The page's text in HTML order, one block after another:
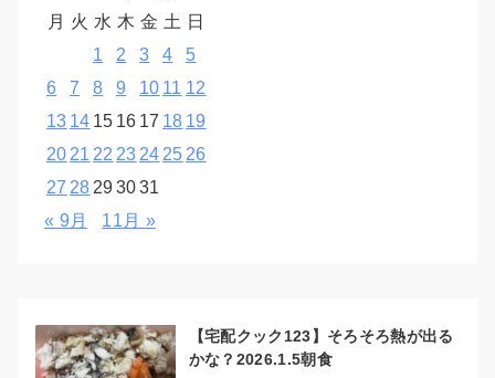
月 火 水 木 金 土 日
1
2 3 4
5
6
7 8 9 10 11 12
13 14 15 16 17 18 19
20 21 22 23 24 25 26
27 28 293031
« 9月
11月 »
【宅配クック123】そろそろ熱が出る
かな？2026.1.5朝食